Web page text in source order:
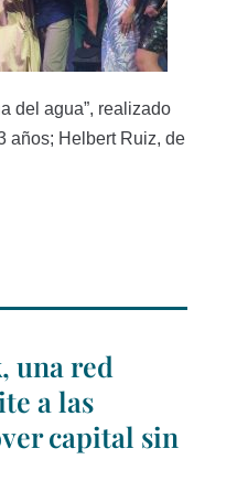
del agua”, realizado
años; Helbert Ruiz, de
una red
a las
capital sin